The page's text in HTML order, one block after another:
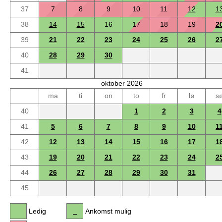
37
7 8 9 10 11 12
38
14 15 16 17 18 19
39
21 22 23 24 25 26
40
28 29
30
41
oktober 2026
ma
ti on to fr lø
40
1 2 3
4
41
5 6 7 8 9 10
42
12 13 14 15 16 17
43
19 20 21 22 23 24
44
26 27 28 29 30
31
45
Ledig Ankomst mulig